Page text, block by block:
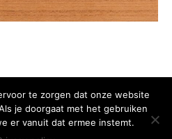
- Alle rechten voorbehouden -Privacy
te zorgen dat onze website
je doorgaat met het gebruiken
er vanuit dat ermee instemt.